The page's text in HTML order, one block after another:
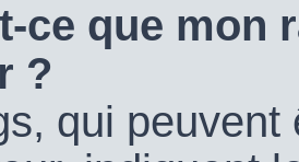
ce que mon
?
qui